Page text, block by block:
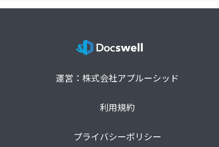
運営：株式会社アプルーシッド
利用規約
プライバシーポリシー